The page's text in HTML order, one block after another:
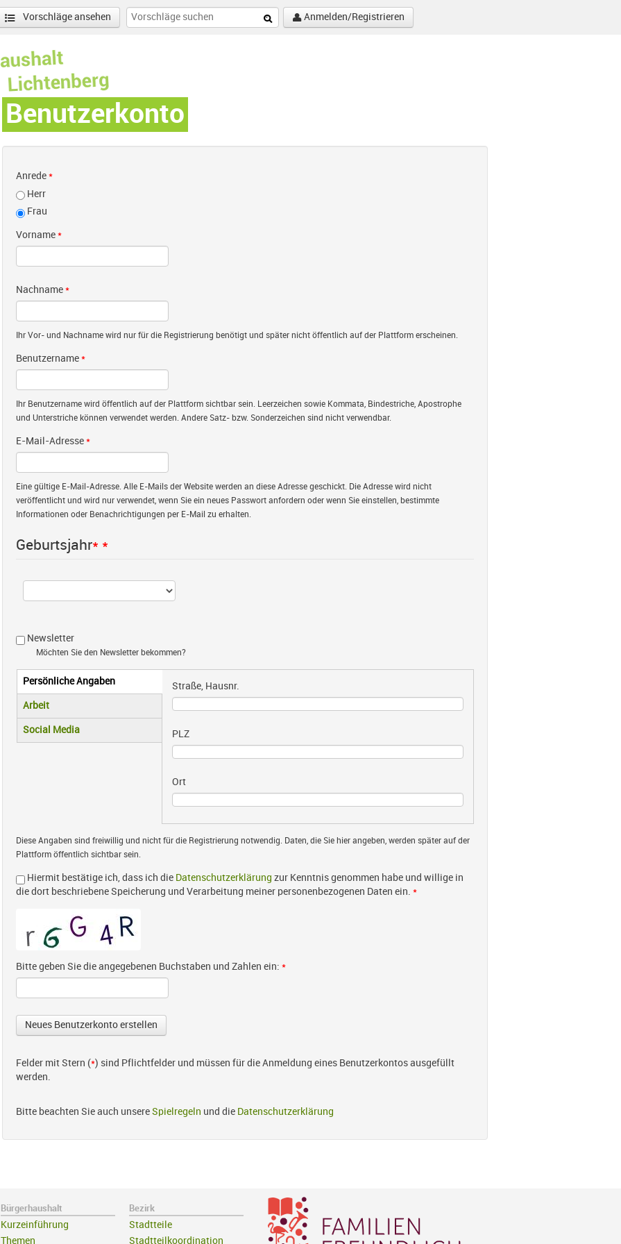
Vorschläge ansehen Anmelden/Registrieren
Benutzerkonto
Anrede *
Herr
Frau
Vorname *
Nachname *
Ihr Vor- und Nachname wird nur für die Registrierung benötigt und später nicht öffentlich auf der Plattform erscheinen.
Benutzername *
Ihr Benutzername wird öffentlich auf der Plattform sichtbar sein. Leerzeichen sowie Kommata, Bindestriche, Apostrophe
und Unterstriche können verwendet werden. Andere Satz- bzw. Sonderzeichen sind nicht verwendbar.
E-Mail-Adresse *
Eine gültige E-Mail-Adresse. Alle E-Mails der Website werden an diese Adresse geschickt. Die Adresse wird nicht
veröffentlicht und wird nur verwendet, wenn Sie ein neues Passwort anfordern oder wenn Sie einstellen, bestimmte
Informationen oder Benachrichtigungen per E-Mail zu erhalten.
Geburtsjahr* *
Newsletter
Möchten Sie den Newsletter bekommen?
Vertikale Reiter
Persönliche Angaben
(aktiver Reiter)
Arbeit
Social Media
Straße, Hausnr.
PLZ
Ort
Diese Angaben sind freiwillig und nicht für die Registrierung notwendig. Daten, die Sie hier angeben, werden später auf der
Plattform öffentlich sichtbar sein.
Hiermit bestätige ich, dass ich die Datenschutzerklärung zur Kenntnis genommen habe und willige in
die dort beschriebene Speicherung und Verarbeitung meiner personenbezogenen Daten ein. *
Bitte geben Sie die angegebenen Buchstaben und Zahlen ein: *
Felder mit Stern (*) sind Pflichtfelder und müssen für die Anmeldung eines Benutzerkontos ausgefüllt
werden.
Bitte beachten Sie auch unsere Spielregeln und die Datenschutzerklärung
Bürgerhaushalt
Kurzeinführung
Themen
Bezirk
Stadtteile
Stadtteilkoordination